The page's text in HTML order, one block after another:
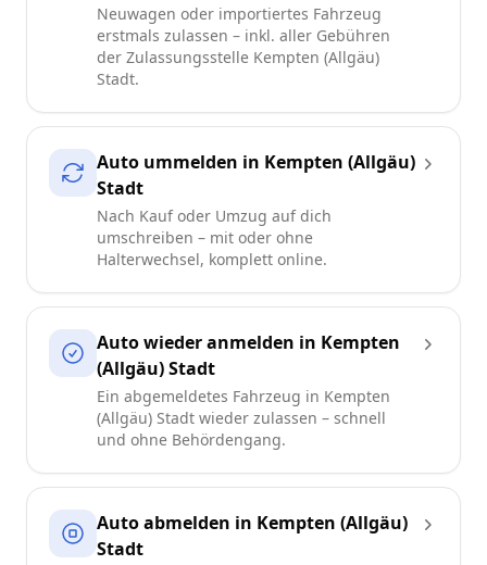
Neuwagen oder importiertes Fahrzeug
erstmals zulassen – inkl. aller Gebühren
der Zulassungsstelle Kempten (Allgäu)
Stadt.
Auto ummelden in Kempten (Allgäu)
Stadt
Nach Kauf oder Umzug auf dich
umschreiben – mit oder ohne
Halterwechsel, komplett online.
Auto wieder anmelden in Kempten
(Allgäu) Stadt
Ein abgemeldetes Fahrzeug in Kempten
(Allgäu) Stadt wieder zulassen – schnell
und ohne Behördengang.
Auto abmelden in Kempten (Allgäu)
Stadt